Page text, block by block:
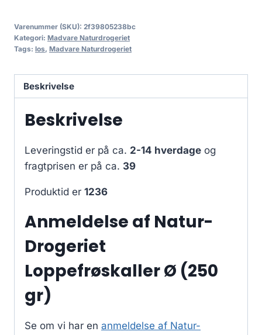
Varenummer (SKU): 2f39805238bc
Kategori: Madvare Naturdrogeriet
Tags: los, Madvare Naturdrogeriet
Beskrivelse
Beskrivelse
Leveringstid er på ca. 2-14 hverdage og
fragtprisen er på ca. 39
Produktid er 1236
Anmeldelse af Natur-
Drogeriet
Loppefrøskaller Ø (250
gr)
Se om vi har en anmeldelse af Natur-